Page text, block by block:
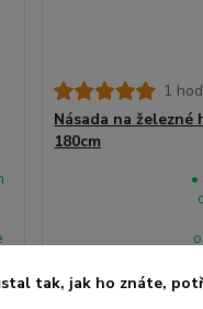
1
Násada na železné
180cm
99 Kč bez DPH
•
tak, jak ho znáte,